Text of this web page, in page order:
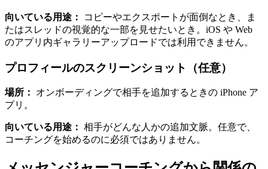
向いている用途：
コピーやエクスポートが面倒なとき、ま
たはスレッドの視覚的な一部を見せたいとき。iOS や Web
のアプリ内ギャラリーアップロードでは利用できません。
プロフィールのスクリーンショット（任意）
場所：
オンボーディングで相手を追加するときの iPhone ア
プリ。
向いている用途： 相手がどんな人かの追加文脈。任意で、
コーチングを始めるのに必須ではありません。